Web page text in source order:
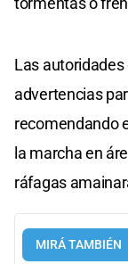
Las
advertencias
recomendando
la marcha en
ráfagas
MIRÁ TAMBIÉN